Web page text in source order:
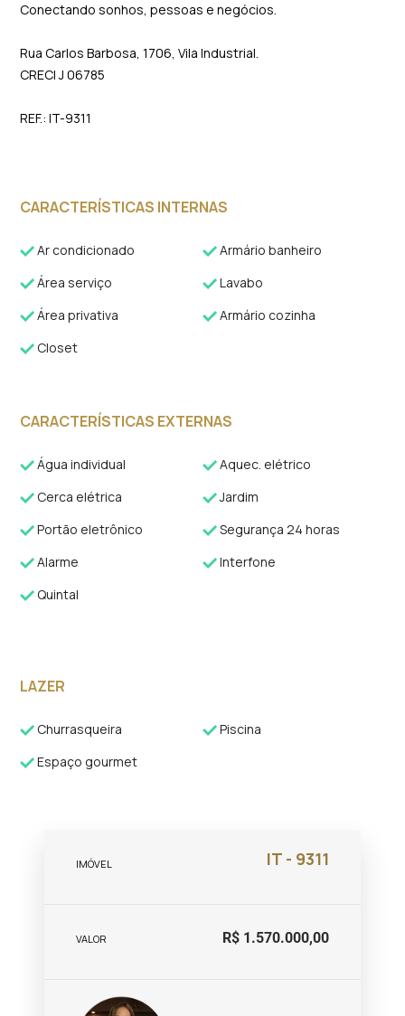
Conectando sonhos, pessoas e negócios.
Rua Carlos Barbosa, 1706, Vila Industrial.
CRECI J 06785
REF.: IT-9311
CARACTERÍSTICAS INTERNAS
Ar condicionado
Armário banheiro
Área serviço
Lavabo
Área privativa
Armário cozinha
Closet
CARACTERÍSTICAS EXTERNAS
Água individual
Aquec. elétrico
Cerca elétrica
Jardim
Portão eletrônico
Segurança 24 horas
Alarme
Interfone
Quintal
LAZER
Churrasqueira
Piscina
Espaço gourmet
IMÓVEL IT - 9311
VALOR R$ 1.570.000,00